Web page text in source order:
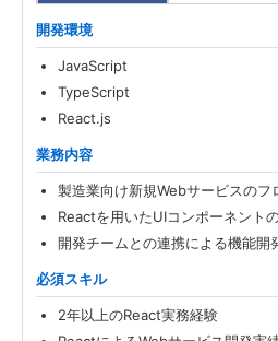
開発環境
JavaScript
TypeScript
React.js
業務内容
製造業向け新規Webサービスのフ
Reactを用いたUIコンポーネント
開発チームとの連携による機能開
必須スキル
2年以上のReact実務経験